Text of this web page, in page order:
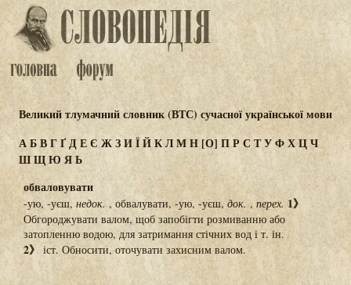
Великий тлумачний словник (ВТС) сучасної української мови
АБВГҐДЕЄ ЖЗИЇЙКЛМН[О] ПР СТУФХЦЧ
ШЩЮЯЬ
обваловувати
-ую, -уєш, недок. , обвалувати, -ую, -уєш, док. , перех. 1》
Обгороджувати валом, щоб запобігти розмиванню або
затопленню водою, для затримання стічних вод і т. ін.
2》 іст. Обносити, оточувати захисним валом.